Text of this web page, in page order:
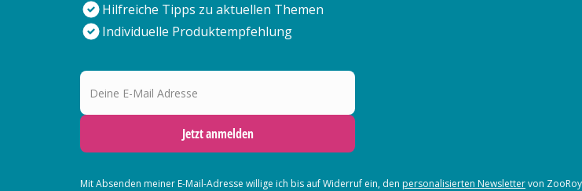
Hilfreiche Tipps zu aktuellen Themen
Individuelle Produktempfehlung
Deine E-Mail Adresse
Jetzt anmelden
Mit Absenden meiner E-Mail-Adresse willige ich bis auf Widerruf ein, den personalisierten Newslettervon